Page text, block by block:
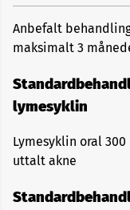
Anbefalt
maksimalt 3
lymesyklin
Lymesyklin oral
uttalt akne